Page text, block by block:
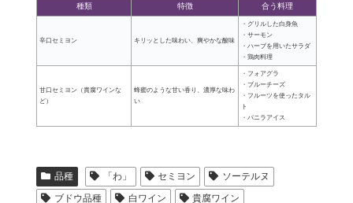
種類 特徴 合う料理
辛口セミヨン キリッとした味わい、爽やかな酸味
・グリルした白身魚
・サーモン
・ハーブを用いたサラダ
・鶏肉料理
甘口セミヨン（貴腐ワインな
ど）
蜂蜜のような甘い香り、濃厚な味わ
い
・フォアグラ
・ブルーチーズ
・フルーツを使ったタル
ト
・バニラアイス
品種 「わ」 セミヨン
ソーテルヌ
ブドウ品種
白ワイン 貴腐ワイン